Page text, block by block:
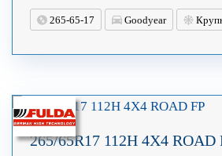
265-65-17 Goodyear
265/65R17 112H 4X4 ROAD